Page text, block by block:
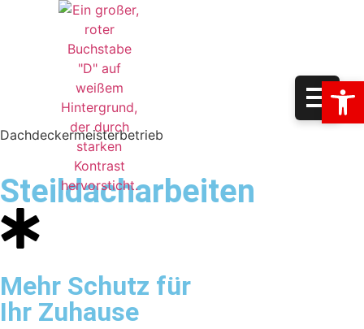
Dachdeckermeisterbetrieb
Steildacharbeiten
Mehr Schutz für
Ihr Zuhause